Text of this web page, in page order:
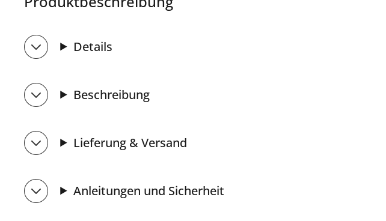
Details
Beschreibung
Lieferung & Versand
Anleitungen und Sicherheit